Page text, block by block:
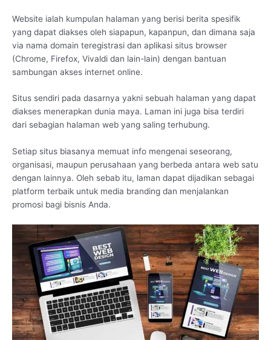
Website ialah kumpulan halaman yang berisi berita spesifik
yang dapat diakses oleh siapapun, kapanpun, dan dimana saja
via nama domain teregistrasi dan aplikasi situs browser
(Chrome, Firefox, Vivaldi dan lain-lain) dengan bantuan
sambungan akses internet online.
Situs sendiri pada dasarnya yakni sebuah halaman yang dapat
diakses menerapkan dunia maya. Laman ini juga bisa terdiri
dari sebagian halaman web yang saling terhubung.
Setiap situs biasanya memuat info mengenai seseorang,
organisasi, maupun perusahaan yang berbeda antara web satu
dengan lainnya. Oleh sebab itu, laman dapat dijadikan sebagai
platform terbaik untuk media branding dan menjalankan
promosi bagi bisnis Anda.